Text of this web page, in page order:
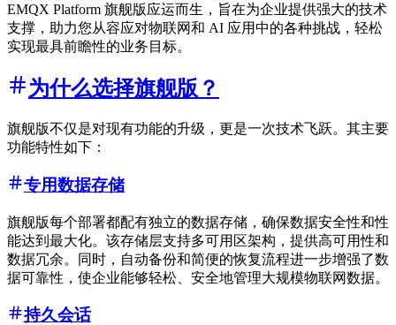
EMQX Platform 旗舰版应运而生，旨在为企业提供强大的技术
支撑，助力您从容应对物联网和 AI 应用中的各种挑战，轻松
实现最具前瞻性的业务目标。
为什么选择旗舰版？
旗舰版不仅是对现有功能的升级，更是一次技术飞跃。其主要
功能特性如下：
专用数据存储
旗舰版每个部署都配有独立的数据存储，确保数据安全性和性
能达到最大化。该存储层支持多可用区架构，提供高可用性和
数据冗余。同时，自动备份和简便的恢复流程进一步增强了数
据可靠性，使企业能够轻松、安全地管理大规模物联网数据。
持久会话